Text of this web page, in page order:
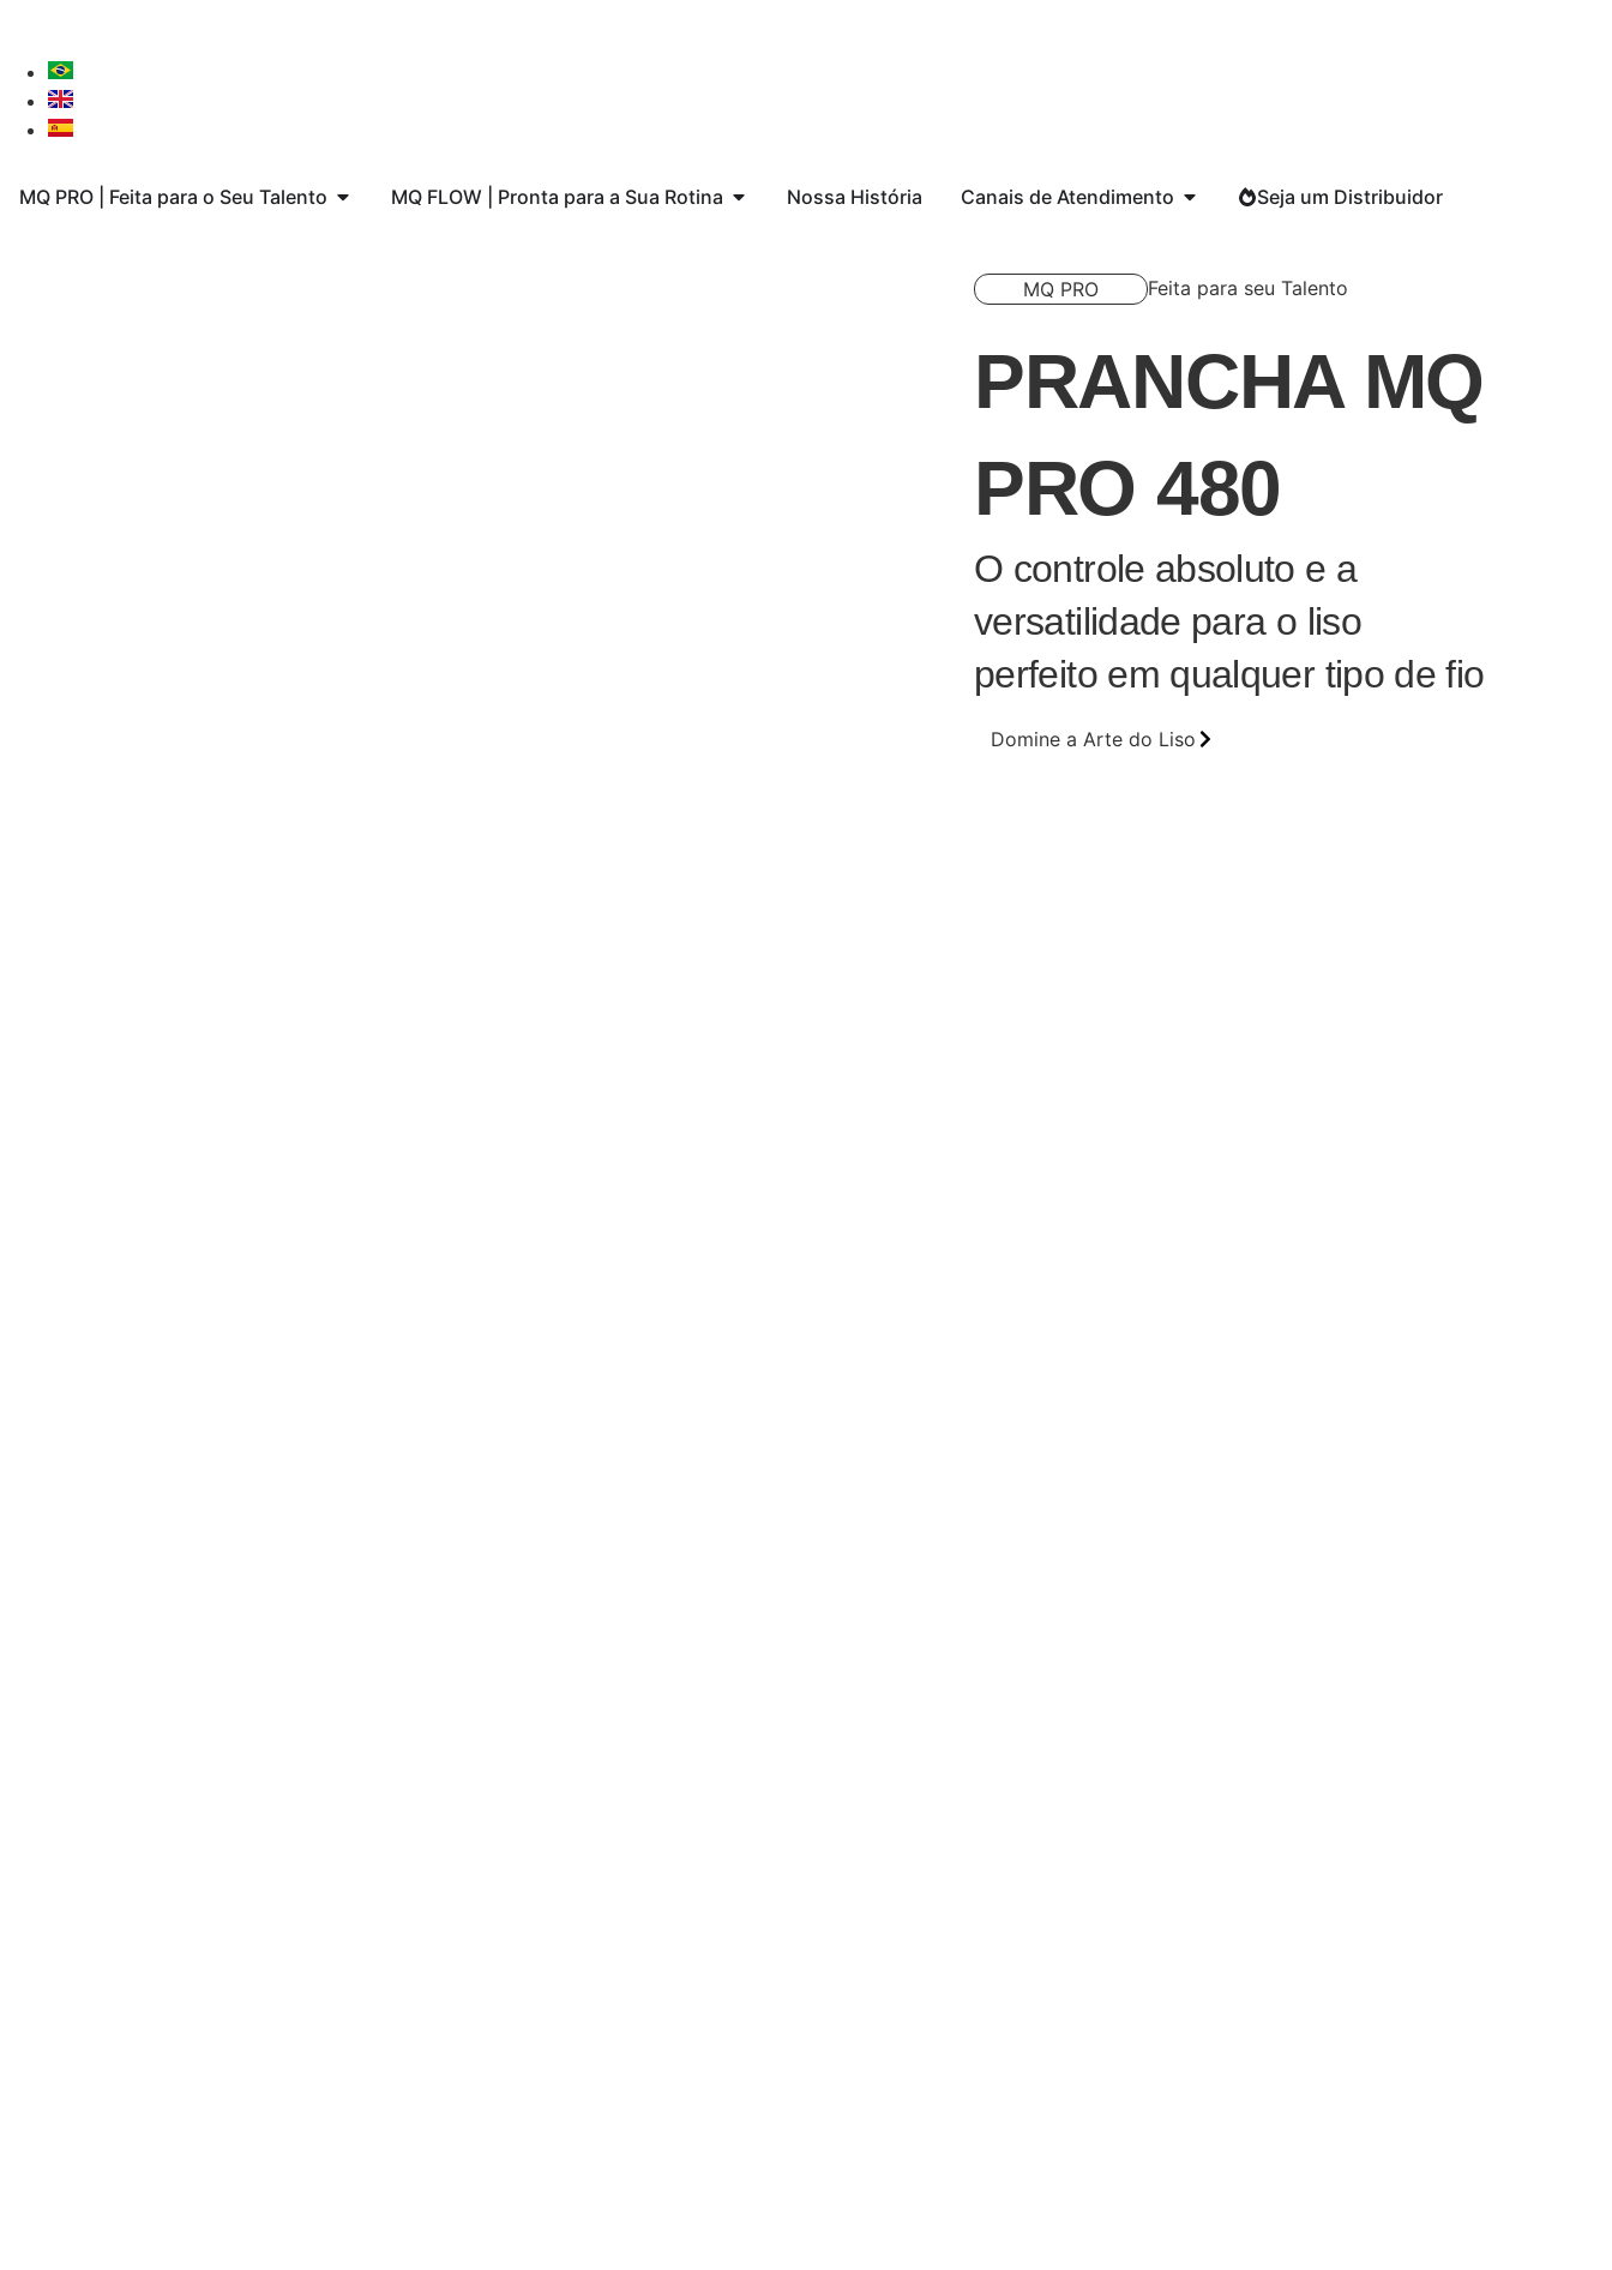
MQ PRO | Feita para o Seu Talento MQ FLOW | Pronta para a Sua Rotina Nossa História Canais de Atendimento Seja um Distribuidor
MQ PRO Feita para seu Talento
PRANCHA MQ
PRO 480
O controle absoluto e a
versatilidade para o liso
perfeito em qualquer tipo de fio
Domine a Arte do Liso